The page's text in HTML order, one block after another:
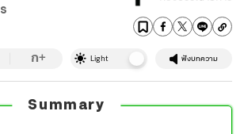
ก+ Light ฟังบทความ
Summary